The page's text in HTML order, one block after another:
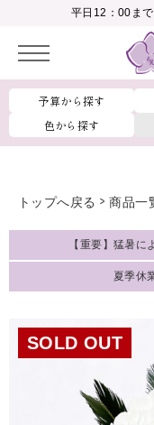
平日12：00ま
予算から探す
色から探す
会員ラン
トップへ戻る 商品一
【重要】猛暑
夏季休
SOLD OUT